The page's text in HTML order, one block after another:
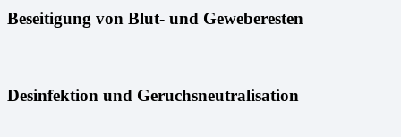
Beseitigung von Blut- und Geweberesten
Desinfektion und Geruchsneutralisation